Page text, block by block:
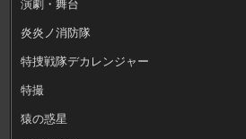
演劇・舞台
炎炎ノ消防隊
特捜戦隊デカレンジャー
特撮
猿の惑星